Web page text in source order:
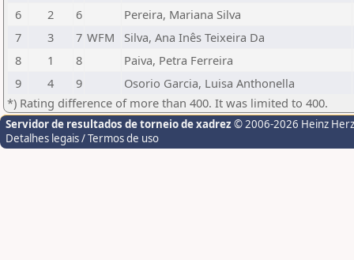
6
2 6
Pereira, Mariana Silva
7
3 7 WFM
Silva, Ana Inês Teixeira Da
8
1 8
Paiva, Petra Ferreira
9
4 9
Osorio Garcia, Luisa Anthonella
*) Rating difference of more than 400. It was limited to 400.
Servidor de resultados de torneio de xadrez © 2006-2026 Heinz
Detalhes legais / Termos de uso